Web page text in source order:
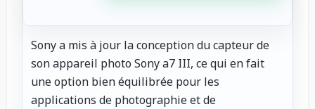
Sony a mis à jour la conception du capteur de
son appareil photo Sony a7 III, ce qui en fait
une option bien équilibrée pour les
applications de photographie et de